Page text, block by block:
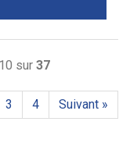
sur 37
3 4 Suivant »